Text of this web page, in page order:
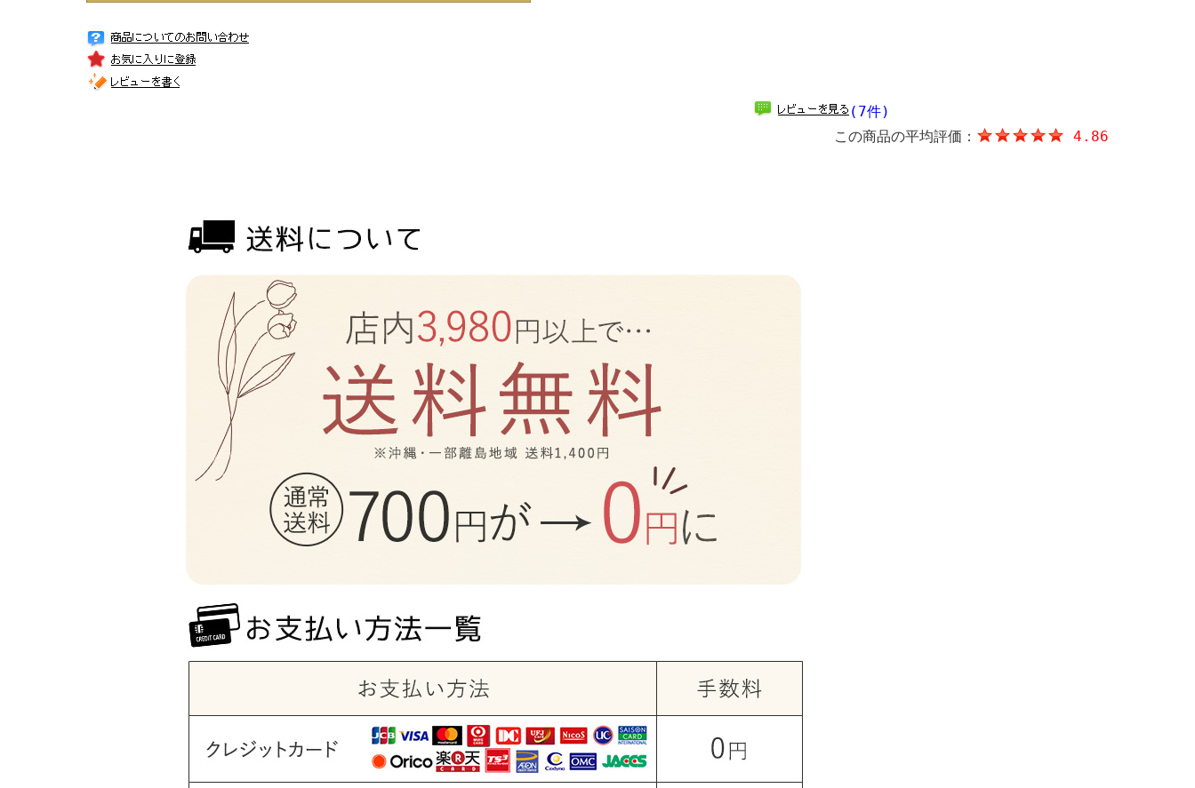
(7件)
この商品の平均評価：
4.86